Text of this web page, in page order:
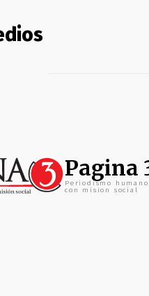
Pagina
Periodismo
con mision social